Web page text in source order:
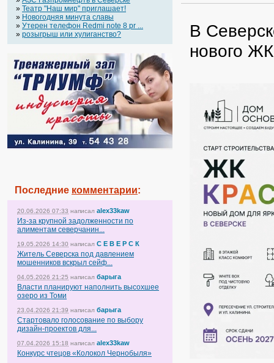
» Театр "Наш мир" приглашает!
» Новогодняя минута славы
» Утерен телефон Redmi note 8 pr ...
» розыгрыш или хулиганство?
Последние комментарии:
20.06.2026 07:33 написал alex33kaw
Из-за крупной задолженности по
алиментам северчанин...
19.05.2026 14:30 написал С Е В Е Р С К
Житель Северска под давлением
мошенников вскрыл сейф...
04.05.2026 21:25 написал барыга
Власти планируют наполнить высохшее
озеро из Томи
23.04.2026 21:39 написал барыга
Стартовало голосование по выбору
дизайн-проектов для...
07.04.2026 15:18 написал alex33kaw
Конкурс чтецов «Колокол Чернобыля»
В
нового